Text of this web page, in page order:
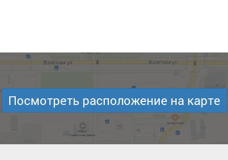
Посмотреть расположение на карте